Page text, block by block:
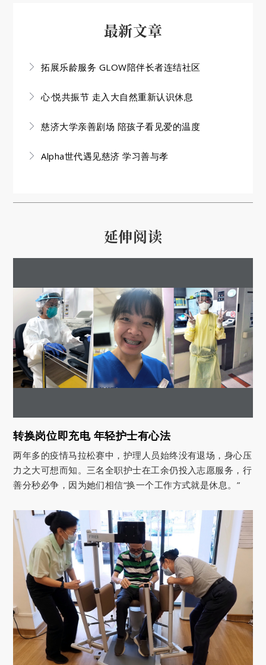
最新文章
拓展乐龄服务 GLOW陪伴长者连结社区
心·悦共振节 走入大自然重新认识休息
慈济大学亲善剧场 陪孩子看见爱的温度
Alpha世代遇见慈济 学习善与孝
延伸阅读
转换岗位即充电 年轻护士有心法
两年多的疫情马拉松赛中，护理人员始终没有退场，身心压
力之大可想而知。三名全职护士在工余仍投入志愿服务，行
善分秒必争，因为她们相信“换一个工作方式就是休息。”